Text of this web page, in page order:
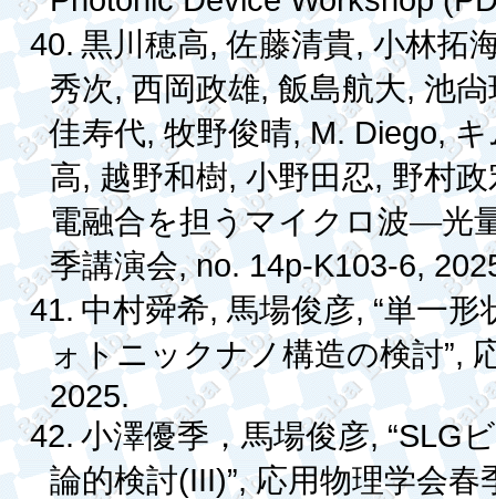
40. 黒川穂高,佐藤清貴,小林拓
秀次,西岡政雄,飯島航大,池尙
佳寿代,牧野俊晴, M. Diego,キ
高,越野和樹,小野田忍, 野村政
電融合を担うマイクロ波―光
季講演会, no. 14p-K103-6,
41.中村舜希,馬場俊彦, “単一形
ォトニックナノ構造の検討”,
2025.
42.小澤優季，馬場俊彦, “SLG
論的検討(III)”,応用物理学会春